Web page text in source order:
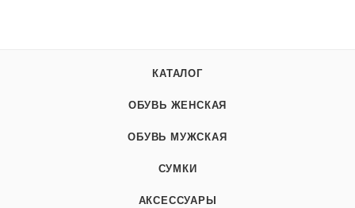
КАТАЛОГ
ОБУВЬ ЖЕНСКАЯ
ОБУВЬ МУЖСКАЯ
СУМКИ
АКСЕССУАРЫ